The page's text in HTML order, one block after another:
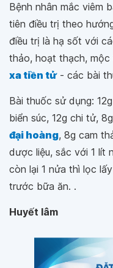
Bệnh nhân mắc viêm
tiên điều trị theo
điều trị là hạ sốt với
thảo, hoạt thạch, mộc
xa tiền tử- các bài
Bài thuốc sử dụng:
biển súc, 12g chi tử,
đại hoàng, 8g cam
dược liệu, sắc với 1 lít
còn lại 1 nửa thì lọc
trước bữa ăn. .
Huyết lâm